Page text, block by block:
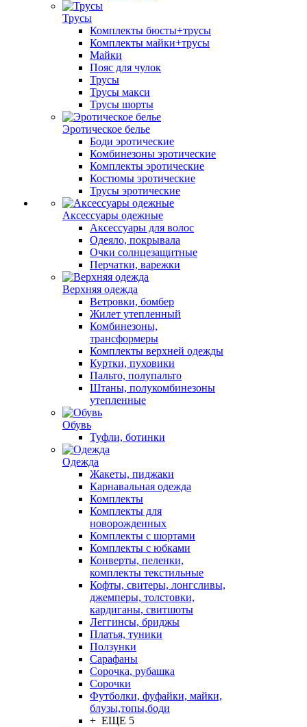
Трусы
Комплекты бюсты+трусы
Комплекты майки+трусы
Майки
Пояс для чулок
Трусы
Трусы макси
Трусы шорты
Эротическое белье
Боди эротические
Комбинезоны эротические
Комплекты эротические
Костюмы эротические
Трусы эротические
Аксессуары одежные
Аксессуары для волос
Одеяло, покрывала
Очки солнцезащитные
Перчатки, варежки
Верхняя одежда
Ветровки, бомбер
Жилет утепленный
Комбинезоны,
трансформеры
Комплекты верхней одежды
Куртки, пуховики
Пальто, полупальто
Штаны, полукомбинезоны
утепленные
Обувь
Туфли, ботинки
Одежда
Жакеты, пиджаки
Карнавальная одежда
Комплекты
Комплекты для
новорожденных
Комплекты с шортами
Комплекты с юбками
Конверты, пеленки,
комплекты текстильные
Кофты, свитеры, лонгсливы,
джемперы, толстовки,
кардиганы, свитшоты
Леггинсы, бриджы
Платья, туники
Ползунки
Сарафаны
Сорочка, рубашка
Сорочки
Футболки, фуфайки, майки,
блузы,топы,боди
+ ЕЩЕ 5